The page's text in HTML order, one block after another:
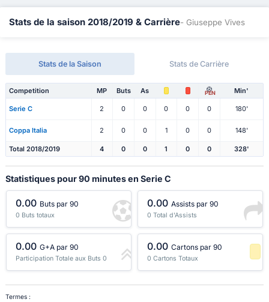
Stats de la saison 2018/2019 & Carrière- Giuseppe Vives
Stats de la Saison Stats de Carrière
Competition MP Buts As PEN Min'
Serie C 2 0 0 0 0 0 180'
Coppa Italia 2 0 0 1 0 0 148'
Total 2018/2019 4 0 0 1 0 0 328'
Statistiques pour 90 minutes en Serie C
0.00 Buts par 90
0 Buts totaux
0.00 Assists par 90
0 Total d'Assists
0.00 G+A par 90
Participation Totale aux Buts 0
0.00 Cartons par 90
0 Cartons Totaux
Termes :